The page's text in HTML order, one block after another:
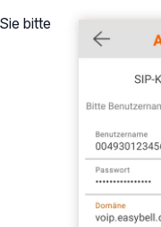
Show
bitte